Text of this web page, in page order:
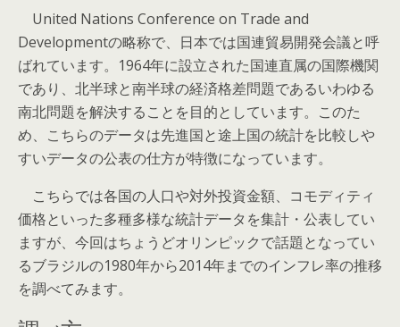
United Nations Conference on Trade and
Developmentの略称で、日本では国連貿易開発会議と呼
ばれています。1964年に設立された国連直属の国際機関
であり、北半球と南半球の経済格差問題であるいわゆる
南北問題を解決することを目的としています。このた
め、こちらのデータは先進国と途上国の統計を比較しや
すいデータの公表の仕方が特徴になっています。
こちらでは各国の人口や対外投資金額、コモディティ
価格といった多種多様な統計データを集計・公表してい
ますが、今回はちょうどオリンピックで話題となってい
るブラジルの1980年から2014年までのインフレ率の推移
を調べてみます。